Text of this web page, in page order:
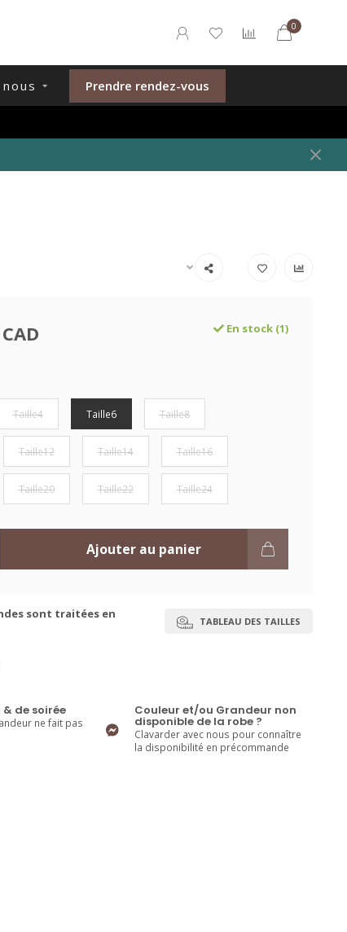
0
Prendre rendez-vous
En stock (1)
Taille4 Taille6 Taille8
Taille12 Taille14 Taille16
Taille20 Taille22 Taille24
Ajouter au panier
sont traitées en
TABLEAU DES TAILLES
& de soirée
ne fait pas
Couleur et/ou Grandeur non
disponible de la robe ?
Clavarder avec nous pour connaître
la disponibilité en précommande